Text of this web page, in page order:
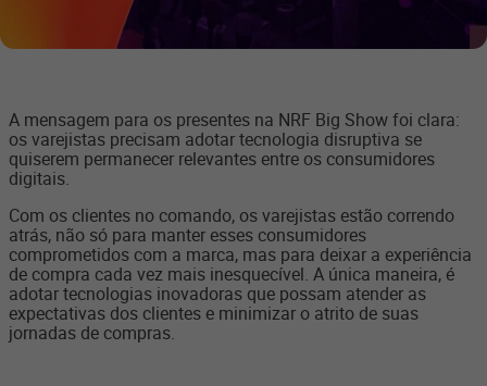
A mensagem para os presentes na NRF Big Show foi clara:
os varejistas precisam adotar tecnologia disruptiva se
quiserem permanecer relevantes entre os consumidores
digitais.
Com os clientes no comando, os varejistas estão correndo
atrás, não só para manter esses consumidores
comprometidos com a marca, mas para deixar a experiência
de compra cada vez mais inesquecível. A única maneira, é
adotar tecnologias inovadoras que possam atender as
expectativas dos clientes e minimizar o atrito de suas
jornadas de compras.